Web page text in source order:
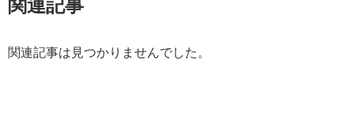
関連記事
関連記事は見つかりませんでした。